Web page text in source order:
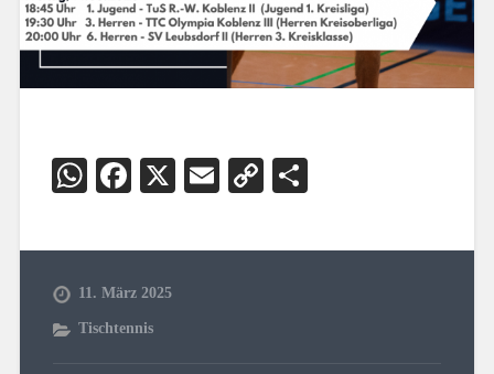
WhatsApp
Facebook
X EmailCopy
11. März 2025
Tischtennis